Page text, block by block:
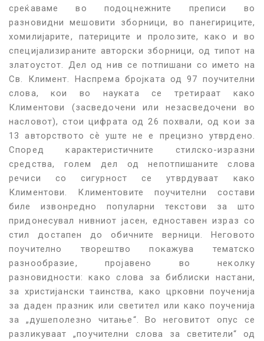
среќаваме во подоцнежните преписи во
разновидни мешовити зборници, во панегириците,
хомилијарите, патериците и пролозите, како и во
специјализираните авторски зборници, од типот на
златоустот. Дел од нив се потпишани со името на
Св. Климент. Наспрема бројката од 97 поучителни
слова, кои во науката се третираат како
Климентови (засведочени или незасведочени во
насловот), стои цифрата од 26 похвали, од кои за
13 авторството сѐ уште не е прецизно утврдено.
Според карактеристичните стилско-изразни
средства, голем дел од непотпишаните слова
речиси со сигурност се утврдуваат како
Климентови. Климентовите поучителни состави
биле извонредно популарни текстови за што
придонесувал нивниот јасен, едноставен израз со
стил достапен до обичните верници. Неговото
поучително творештво покажува тематско
разнообразие, пројавено во неколку
разновидности: како слова за библиски настани,
за христијански таинства, како црковни поученија
за даден празник или светител или како поученија
за „душеполезно читање“. Во неговитот опус се
разликуваат „поучителни слова за светители“ од